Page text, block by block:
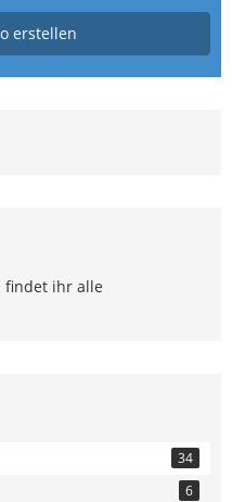
erstellen
findet ihr alle
34
6